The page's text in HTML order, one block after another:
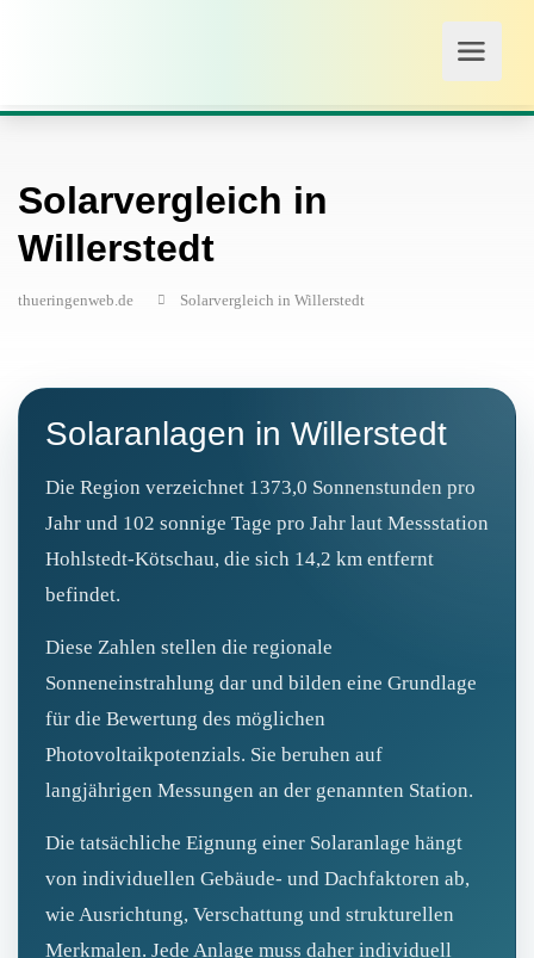
Solarvergleich in
Willerstedt
thueringenweb.de Solarvergleich in Willerstedt
Solaranlagen in Willerstedt
Die Region verzeichnet 1373,0 Sonnenstunden pro
Jahr und 102 sonnige Tage pro Jahr laut Messstation
Hohlstedt‑Kötschau, die sich 14,2 km entfernt
befindet.
Diese Zahlen stellen die regionale
Sonneneinstrahlung dar und bilden eine Grundlage
für die Bewertung des möglichen
Photovoltaikpotenzials. Sie beruhen auf
langjährigen Messungen an der genannten Station.
Die tatsächliche Eignung einer Solaranlage hängt
von individuellen Gebäude‑ und Dachfaktoren ab,
wie Ausrichtung, Verschattung und strukturellen
Merkmalen. Jede Anlage muss daher individuell